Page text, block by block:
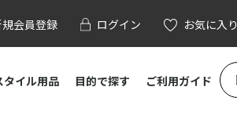
会員登録 ログイン お気に入り
タイル用品 目的で探す ご利用ガイド